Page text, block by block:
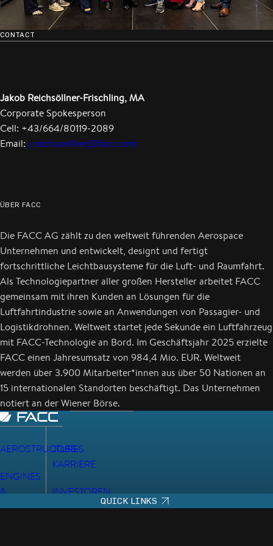
QUICK LINKS
CONTACT
Jakob Reichsöllner-Frischling, MA
Corporate Spokesperson
Cell: +43/664/80119-2089
Email: j.reichsoellner@facc.com
ÜBER FACC
Die FACC AG zählt zu den weltweit führenden Aerospace
Unternehmen und entwickelt, designt und fertigt
fortschrittliche Leichtbausysteme für die Luft- und Raumfahrt.
Als Technologiepartner aller großen Hersteller arbeitet FACC
gemeinsam mit ihren Kunden an Lösungen für die
Luftfahrtindustrie sowie an Anwendungen von Passagier- und
Logistikdrohnen. Weltweit startet jede Sekunde ein Luftfahrzeug
mit FACC-Technologie an Bord. Im Geschäftsjahr 2025 erzielte
FACC einen Jahresumsatz von 984,4 Mio. EUR. Weltweit
werden über 3.900 Mitarbeiter*innen aus über 50 Nationen an
15 internationalen Standorten beschäftigt. Das Unternehmen
notiert an der Wiener Börse.
AEROSTRUCTURES
ENGINES
&
NACELLES
JOBS-
KARRIERE
INVESTOREN